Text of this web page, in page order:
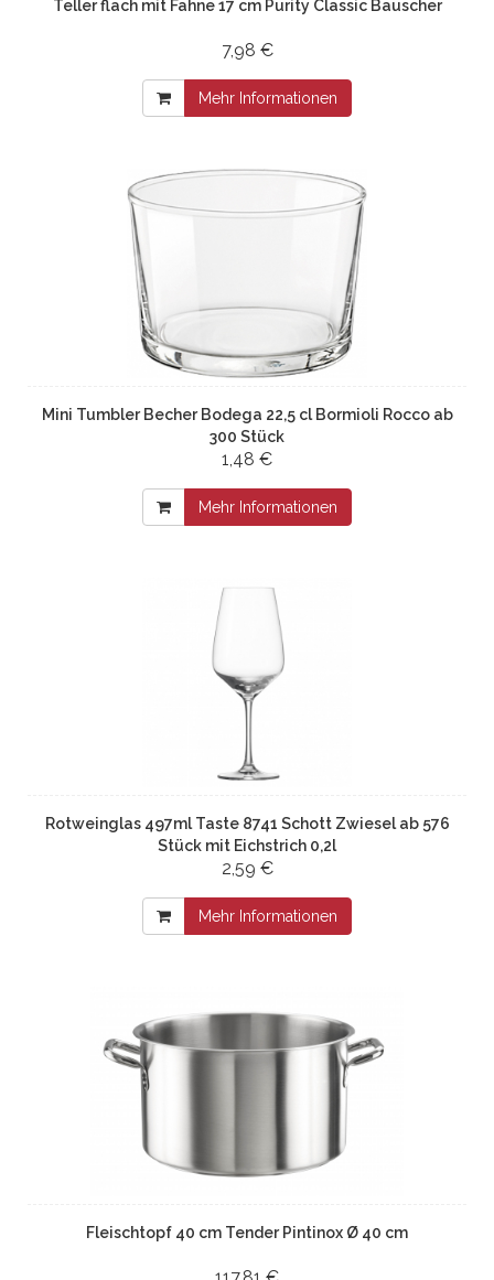
Teller flach mit Fahne 17 cm Purity Classic Bauscher
7,98 €
Mehr Informationen
Mini Tumbler Becher Bodega 22,5 cl Bormioli Rocco ab
300 Stück
1,48 €
Mehr Informationen
Rotweinglas 497ml Taste 8741 Schott Zwiesel ab 576
Stück mit Eichstrich 0,2l
2,59 €
Mehr Informationen
Fleischtopf 40 cm Tender Pintinox Ø 40 cm